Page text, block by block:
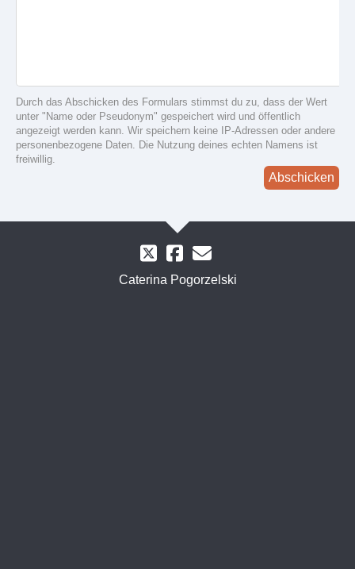
Durch das Abschicken des Formulars stimmst du zu, dass der Wert
unter "Name oder Pseudonym" gespeichert wird und öffentlich
angezeigt werden kann. Wir speichern keine IP-Adressen oder andere
personenbezogene Daten. Die Nutzung deines echten Namens ist
freiwillig.
Abschicken
Caterina Pogorzelski